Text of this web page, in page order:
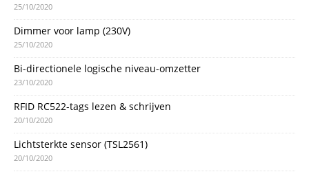
25/10/2020
Dimmer voor lamp (230V)
25/10/2020
Bi-directionele logische niveau-omzetter
23/10/2020
RFID RC522-tags lezen & schrijven
20/10/2020
Lichtsterkte sensor (TSL2561)
20/10/2020